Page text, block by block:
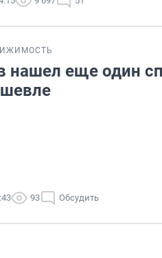
нашел еще один
93 Обсудить